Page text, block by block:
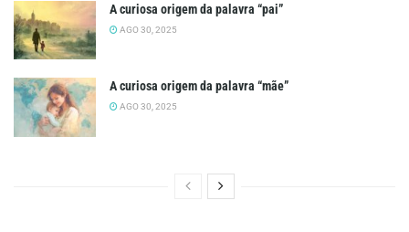
A curiosa origem da palavra “pai”
AGO 30, 2025
A curiosa origem da palavra “mãe”
AGO 30, 2025